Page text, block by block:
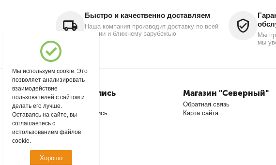
Быстро и качественно доставляем
Наша компания производит доставку по всей
России и ближнему зарубежью
Мы
мы
Моя учетная запись
Войти
Создать учетную запись
Магазин "Северный"
Обратная связь
Карта сайта
Мы используем cookie. Это
позволяет анализировать
взаимодействие
пользователей с сайтом и
делать его лучше.
Оставаясь на сайте, вы
соглашаетесь с
использованием файлов
cookie.
Хорошо